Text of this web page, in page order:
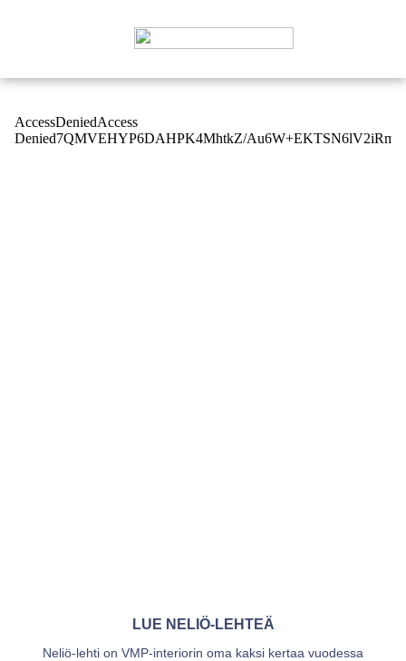
LUE NELIÖ-LEHTEÄ
Neliö-lehti on VMP-interiorin oma kaksi kertaa vuodessa